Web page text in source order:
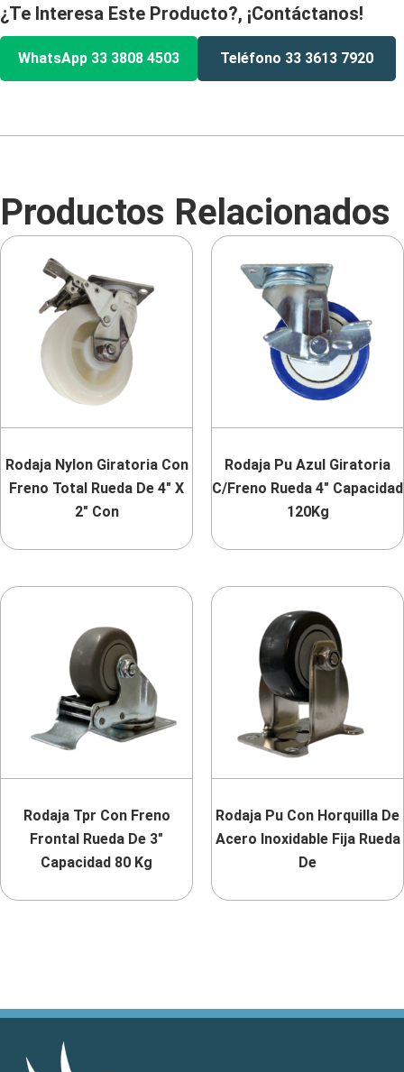
¿Te Interesa Este Producto?, ¡Contáctanos!
WhatsApp 33 3808 4503 Teléfono 33 3613 7920
Productos Relacionados
Rodaja Nylon Giratoria Con
Freno Total Rueda De 4″ X
2″ Con
Rodaja Pu Azul Giratoria
C/Freno Rueda 4″ Capacidad
120Kg
Rodaja Tpr Con Freno
Frontal Rueda De 3″
Capacidad 80 Kg
Rodaja Pu Con Horquilla De
Acero Inoxidable Fija Rueda
De